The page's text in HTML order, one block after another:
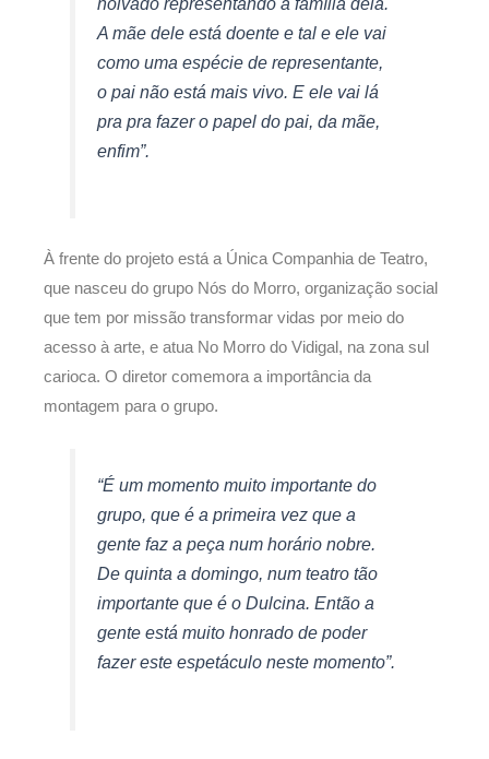
A mãe dele está doente e tal e ele vai
como uma espécie de representante,
o pai não está mais vivo. E ele vai lá
pra pra fazer o papel do pai, da mãe,
enfim”.
À frente do projeto está a Única Companhia de Teatro,
que nasceu do grupo Nós do Morro, organização social
que tem por missão transformar vidas por meio do
acesso à arte, e atua No Morro do Vidigal, na zona sul
carioca. O diretor comemora a importância da
montagem para o grupo.
“É um momento muito importante do
grupo, que é a primeira vez que a
gente faz a peça num horário nobre.
De quinta a domingo, num teatro tão
importante que é o Dulcina. Então a
gente está muito honrado de poder
fazer este espetáculo neste momento”.